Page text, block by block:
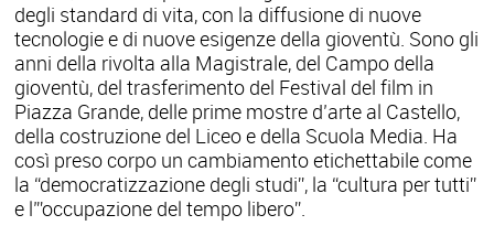
degli standard di vita, con la diffusione di nuove
tecnologie e di nuove esigenze della gioventù. Sono gli
anni della rivolta alla Magistrale, del Campo della
gioventù, del trasferimento del Festival del film in
Piazza Grande, delle prime mostre d’arte al Castello,
della costruzione del Liceo e della Scuola Media. Ha
così preso corpo un cambiamento etichettabile come
la “democratizzazione degli studi”, la “cultura per tutti”
e l’”occupazione del tempo libero”.